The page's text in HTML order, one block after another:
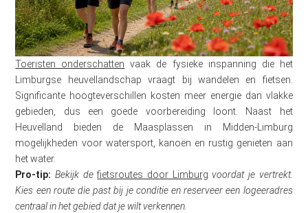
Toeristen onderschatten vaak de fysieke inspanning die het
Limburgse heuvellandschap vraagt bij wandelen en fietsen.
Significante hoogteverschillen kosten meer energie dan vlakke
gebieden, dus een goede voorbereiding loont. Naast het
Heuvelland bieden de Maasplassen in Midden-Limburg
mogelijkheden voor watersport, kanoën en rustig genieten aan
het water.
Pro-tip: Bekijk defietsroutes door Limburg voordat je vertrekt.
Kies een route die past bij je conditie en reserveer een logeeradres
centraal in het gebied dat je wilt verkennen.